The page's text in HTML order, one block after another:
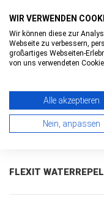
>FLEXIT
FLEXIT
WIR VERWENDEN
Wir können diese zur
Webseite zu verbessern,
großartiges Webseiten-
von uns verwendeten
Alle akzeptieren
Nein, anpassen